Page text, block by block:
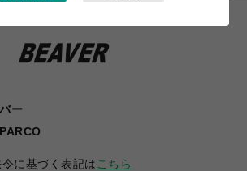
ー
に基づく表記は こちら